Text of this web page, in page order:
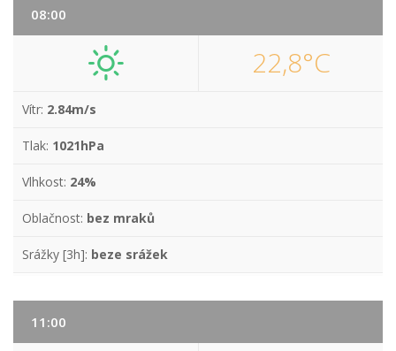
08:00
22,8°C
Vítr: 2.84m/s
Tlak: 1021hPa
Vlhkost: 24%
Oblačnost: bez mraků
Srážky [3h]: beze srážek
11:00